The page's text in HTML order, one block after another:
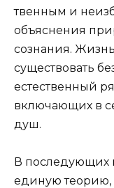
твенным и
объяснения
сознания.
существовать
естественный
включающих в
душ.
В последующих
еди­ную теорию,